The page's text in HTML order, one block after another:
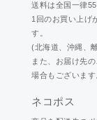
送料は全国一律
1回のお買い上げ
す。
(北海道、沖縄、
また、お届け先
場合もございま
ネコポス